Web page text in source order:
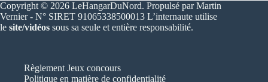
Copyright © 2026 LeHangarDuNord. Propulsé par Martin
Vernier - N° SIRET 91065338500013 L’internaute utilise
le site/vidéos sous sa seule et entière responsabilité.
Règlement Jeux concours
Politique en matière de confidentialité